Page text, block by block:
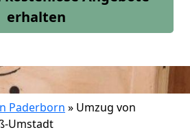
erhalten
Paderborn » Umzug von
Umstadt